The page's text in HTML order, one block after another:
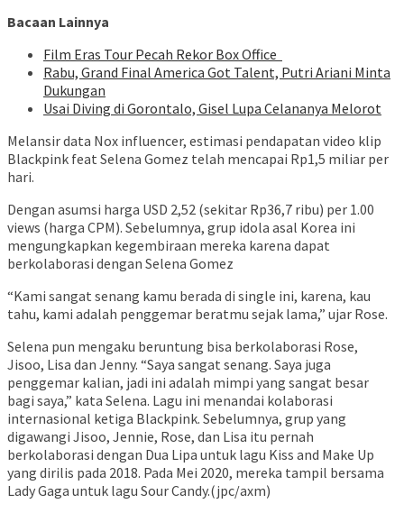
Bacaan Lainnya
Film Eras Tour Pecah Rekor Box Office
Rabu, Grand Final America Got Talent, Putri Ariani Minta
Dukungan
Usai Diving di Gorontalo, Gisel Lupa Celananya Melorot
Melansir data Nox influencer, estimasi pendapatan video klip
Blackpink feat Selena Gomez telah mencapai Rp1,5 miliar per
hari.
Dengan asumsi harga USD 2,52 (sekitar Rp36,7 ribu) per 1.00
views (harga CPM). Sebelumnya, grup idola asal Korea ini
mengungkapkan kegembiraan mereka karena dapat
berkolaborasi dengan Selena Gomez
“Kami sangat senang kamu berada di single ini, karena, kau
tahu, kami adalah penggemar beratmu sejak lama,” ujar Rose.
Selena pun mengaku beruntung bisa berkolaborasi Rose,
Jisoo, Lisa dan Jenny. “Saya sangat senang. Saya juga
penggemar kalian, jadi ini adalah mimpi yang sangat besar
bagi saya,” kata Selena. Lagu ini menandai kolaborasi
internasional ketiga Blackpink. Sebelumnya, grup yang
digawangi Jisoo, Jennie, Rose, dan Lisa itu pernah
berkolaborasi dengan Dua Lipa untuk lagu Kiss and Make Up
yang dirilis pada 2018. Pada Mei 2020, mereka tampil bersama
Lady Gaga untuk lagu Sour Candy.(jpc/axm)